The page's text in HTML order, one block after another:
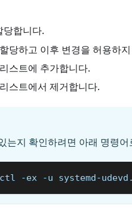
당합니다.
당하고 이후 변경을 허용하
스트에 추가합니다.
스트에서 제거합니다.
는지 확인하려면 아래 명령
-ex -u systemd-